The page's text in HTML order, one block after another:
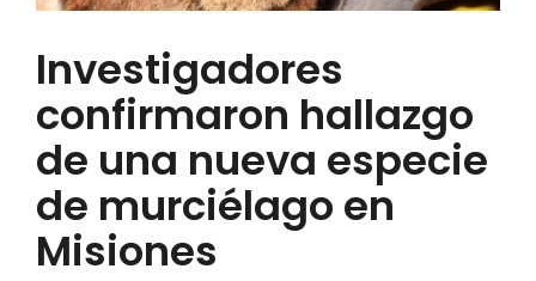
BIODIVERSIDAD Y ALIMENTACIÓN
INVENTARIO DE LA BIODIVERSIDAD MISIONERA
investigadores
FORMULARIO DE REGISTRO DE
INVESTIGADORES
Investigadores
confirmaron hallazgo
de una nueva especie
de murciélago en
Misiones